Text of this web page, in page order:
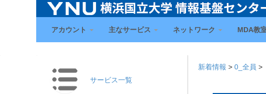
アカウント 主なサービス ネットワーク MDA教
サービス一覧
新着情報 >0_全員 >